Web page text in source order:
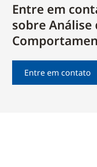
Entre em
sobre Análise
Entre em contato